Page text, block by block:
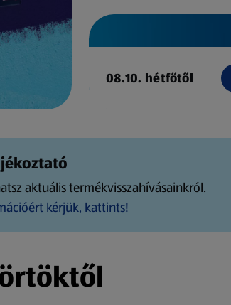
08.10. hétfőtől
aktuális termékvisszahívásainkról.
kérjük, kattints!